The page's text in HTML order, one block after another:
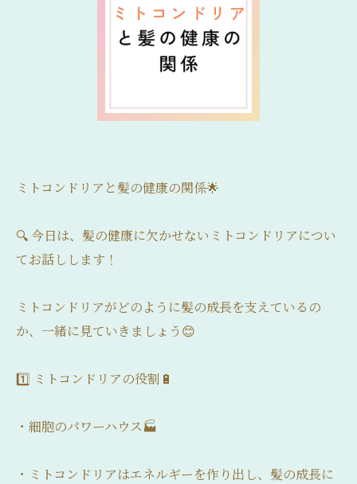
ミトコンドリアと髪の健康の関係🌟
🔍 今日は、髪の健康に欠かせないミトコンドリアについ
てお話しします！
ミトコンドリアがどのように髪の成長を支えているの
か、一緒に見ていきましょう😊
1️⃣ ミトコンドリアの役割🔋
・細胞のパワーハウス🏭
・ミトコンドリアはエネルギーを作り出し、髪の成長に